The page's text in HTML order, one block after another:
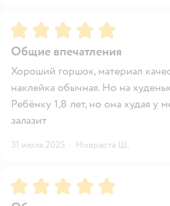
Рейтинг:5
Общие впечатления
Хороший горшок, материал
наклейка обычная. Но на
Ребёнку 1,8 лет, но она худая у
залазит
31 июля 2025 · Новраста Ш.
Рейтинг:5